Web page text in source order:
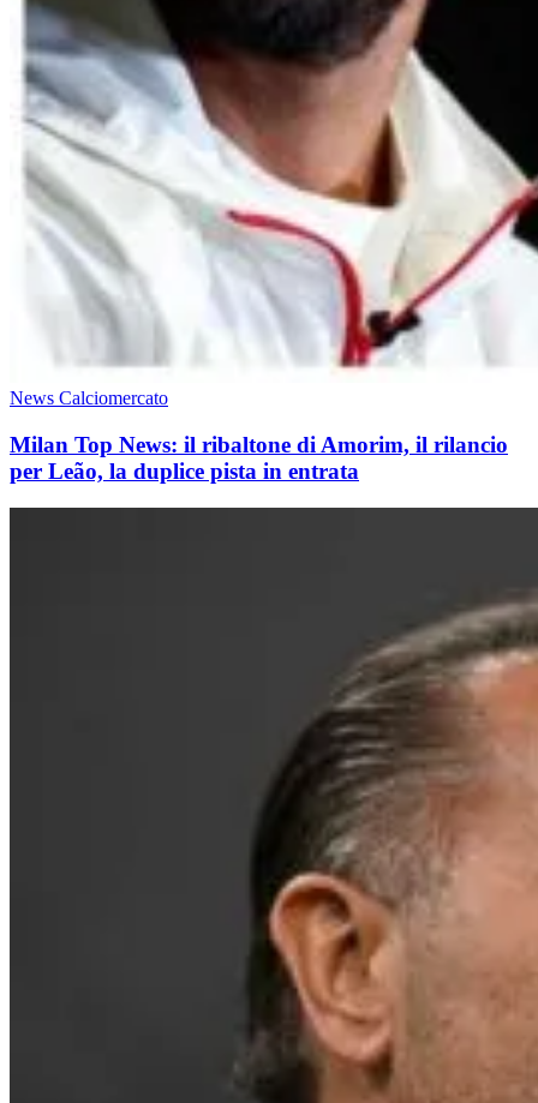
News Calciomercato
Milan Top News: il ribaltone di Amorim, il rilancio
per Leão, la duplice pista in entrata